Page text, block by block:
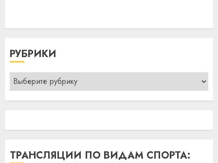
РУБРИКИ
Рубрики
ТРАНСЛЯЦИИ ПО ВИДАМ СПОРТА: